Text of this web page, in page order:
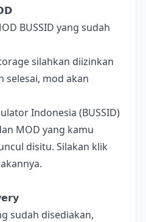
BUSSID yang sudah
silahkan diizinkan
selesai, mod akan
Indonesia (BUSSID)
MOD yang kamu
disitu. Silakan klik
sudah disediakan,